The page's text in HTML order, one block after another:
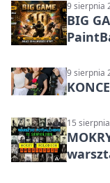
9 sierpnia
BIG
9 sierpnia
15